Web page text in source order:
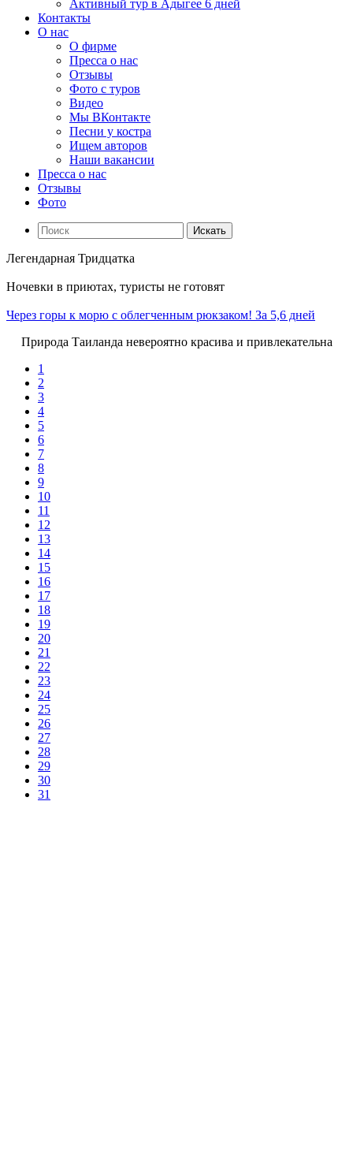
Активный тур в Адыгее 6 дней
Контакты
О нас
О фирме
Пресса о нас
Отзывы
Фото с туров
Видео
Мы ВКонтакте
Песни у костра
Ищем авторов
Наши вакансии
Пресса о нас
Отзывы
Фото
Искать
Легендарная Тридцатка
Ночевки в приютах, туристы не готовят
Через горы к морю с облегченным рюкзаком! За 5,6 дней
Природа Таиланда невероятно красива и привлекательна
1
2
3
4
5
6
7
8
9
10
11
12
13
14
15
16
17
18
19
20
21
22
23
24
25
26
27
28
29
30
31